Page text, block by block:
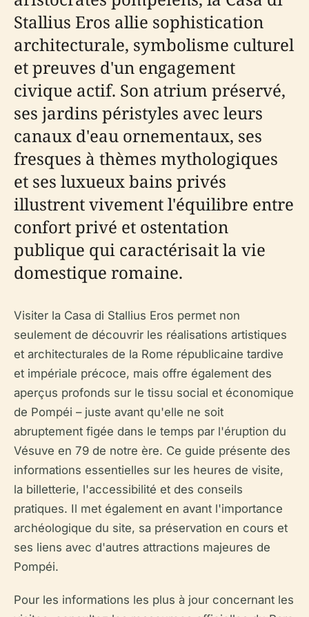
Stallius Eros allie sophistication
architecturale, symbolisme culturel
et preuves d'un engagement
civique actif. Son atrium préservé,
ses jardins péristyles avec leurs
canaux d'eau ornementaux, ses
fresques à thèmes mythologiques
et ses luxueux bains privés
illustrent vivement l'équilibre entre
confort privé et ostentation
publique qui caractérisait la vie
domestique romaine.
Visiter la Casa di Stallius Eros permet non
seulement de découvrir les réalisations artistiques
et architecturales de la Rome républicaine tardive
et impériale précoce, mais offre également des
aperçus profonds sur le tissu social et économique
de Pompéi – juste avant qu'elle ne soit
abruptement figée dans le temps par l'éruption du
Vésuve en 79 de notre ère. Ce guide présente des
informations essentielles sur les heures de visite,
la billetterie, l'accessibilité et des conseils
pratiques. Il met également en avant l'importance
archéologique du site, sa préservation en cours et
ses liens avec d'autres attractions majeures de
Pompéi.
Pour les informations les plus à jour concernant les